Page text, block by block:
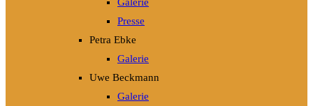
Presse
Petra Ebke
Galerie
Uwe Beckmann
Galerie